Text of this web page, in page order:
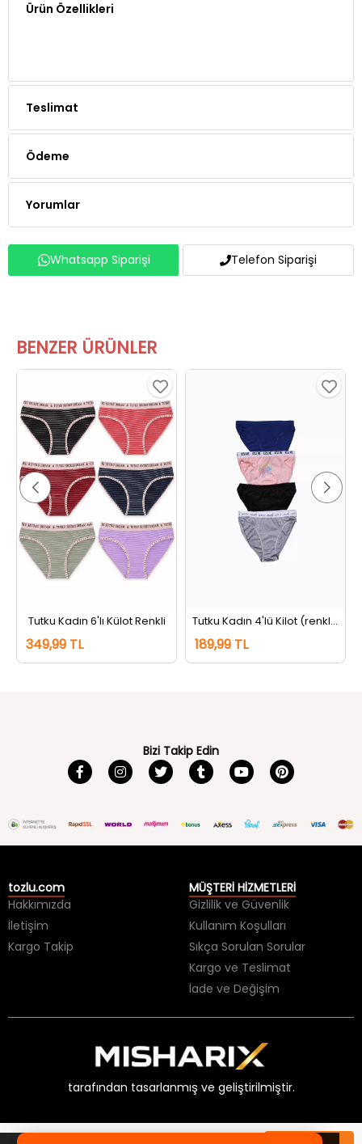
Ürün Özellikleri
Teslimat
Ödeme
Yorumlar
Whatsapp Siparişi Telefon Siparişi
BENZER ÜRÜNLER
Tutku Kadın 6'lı Külot Renkli
349,99 TL
Tutku Kadın 4'lü Kilot (renkler Ve Desenler Farklı Gelebilir) Renkli
189,99 TL
Bizi Takip Edin
tozlu.com
Hakkımızda
İletişim
Kargo Takip
MÜŞTERİ HİZMETLERİ
Gizlilik ve Güvenlik
Kullanım Koşulları
Sıkça Sorulan Sorular
Kargo ve Teslimat
İade ve Değişim
tarafından tasarlanmış ve geliştirilmiştir.